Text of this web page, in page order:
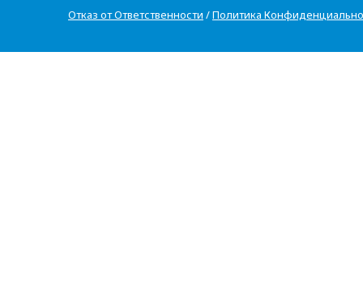
Отказ от Ответственности /Политика